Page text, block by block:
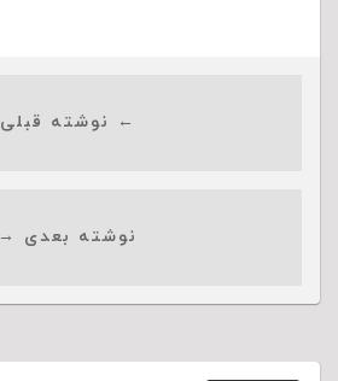
← نوشته قبلی
نوشته بعدی →